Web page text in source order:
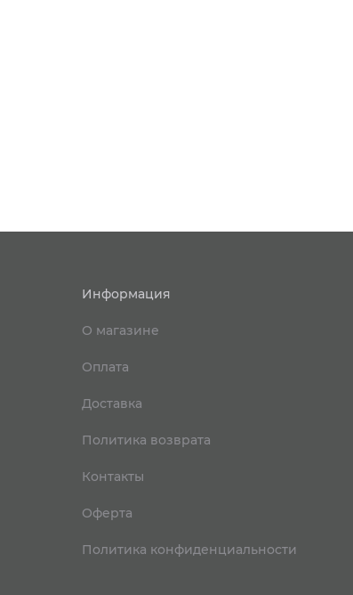
Информация
О магазине
Оплата
Доставка
Политика возврата
Контакты
Оферта
Политика конфиденциальности